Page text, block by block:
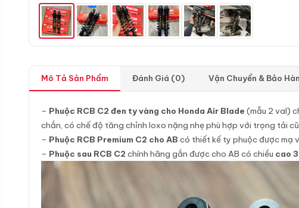
Mô Tả Sản Phẩm Đánh Giá (0) Vận Chuyển & Bảo
– Phuộc RCB C2 đen ty vàng cho Honda Air Blade (mẫu 2 val)
chắn, có chế độ tăng chỉnh loxo nặng nhẹ phù hợp với trọng tải
– Phuộc RCB Premium C2 cho AB có thiết kế ty phuộc được mạ
– Phuộc sau RCB C2 chính hãng gắn được cho AB có chiều cao